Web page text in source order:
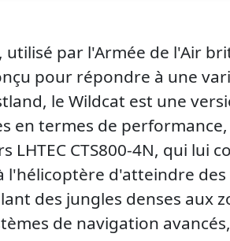
utilisé par l'Armée de l'Air
pour répondre à une
le Wildcat est une
en termes de
LHTEC CTS800-4N, qui
d'atteindre
des jungles denses aux
de navigation